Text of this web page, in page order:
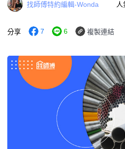
找師傅特約編輯-Wonda
分享 7 6 複製連結